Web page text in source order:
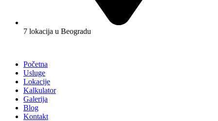
7 lokacija u Beogradu
Početna
Usluge
Lokacije
Kalkulator
Galerija
Blog
Kontakt